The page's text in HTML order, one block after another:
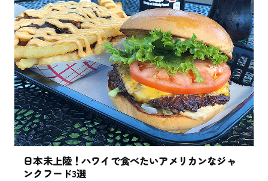
日本未上陸！ハワイで食べたいアメリカンなジャ
ンクフード3選